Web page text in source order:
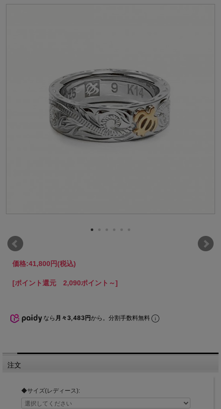
価格:41,800円(税込)
[ポイント還元 2,090ポイント～]
なら 月々3,483円から。分割手数料無料
注文
◆サイズ(レディース):